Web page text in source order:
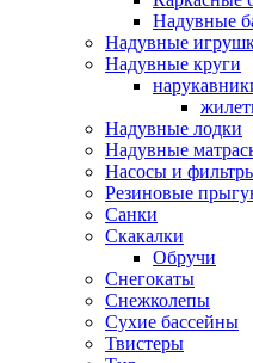
Надувные
Надувные
Надувные круги
Надувные лодки
Надувные
Насосы и
Резиновые
Санки
Скакалки
Обручи
Снегокаты
Снежколепы
Сухие бассейны
Твистеры